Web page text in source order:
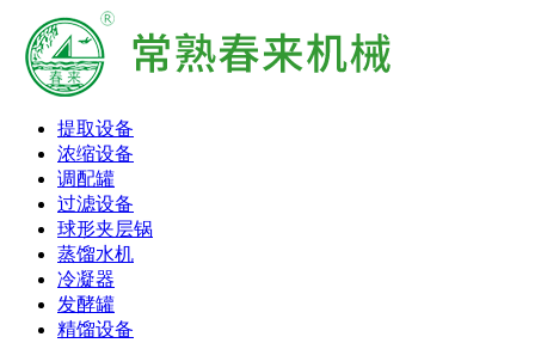
提取设备
浓缩设备
调配罐
过滤设备
球形夹层锅
蒸馏水机
冷凝器
发酵罐
精馏设备